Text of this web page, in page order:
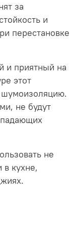
за
и
перестановке
и приятный на
этот
не будут
падающих
не
кухне,